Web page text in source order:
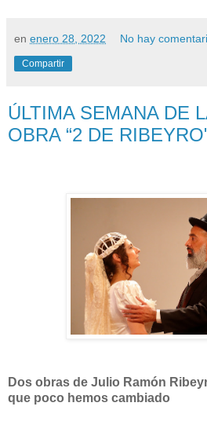
en enero 28, 2022 No hay
Compartir
ÚLTIMA SEMANA DE
OBRA “2 DE
Dos obras de Julio Ramón
que poco hemos cambiado